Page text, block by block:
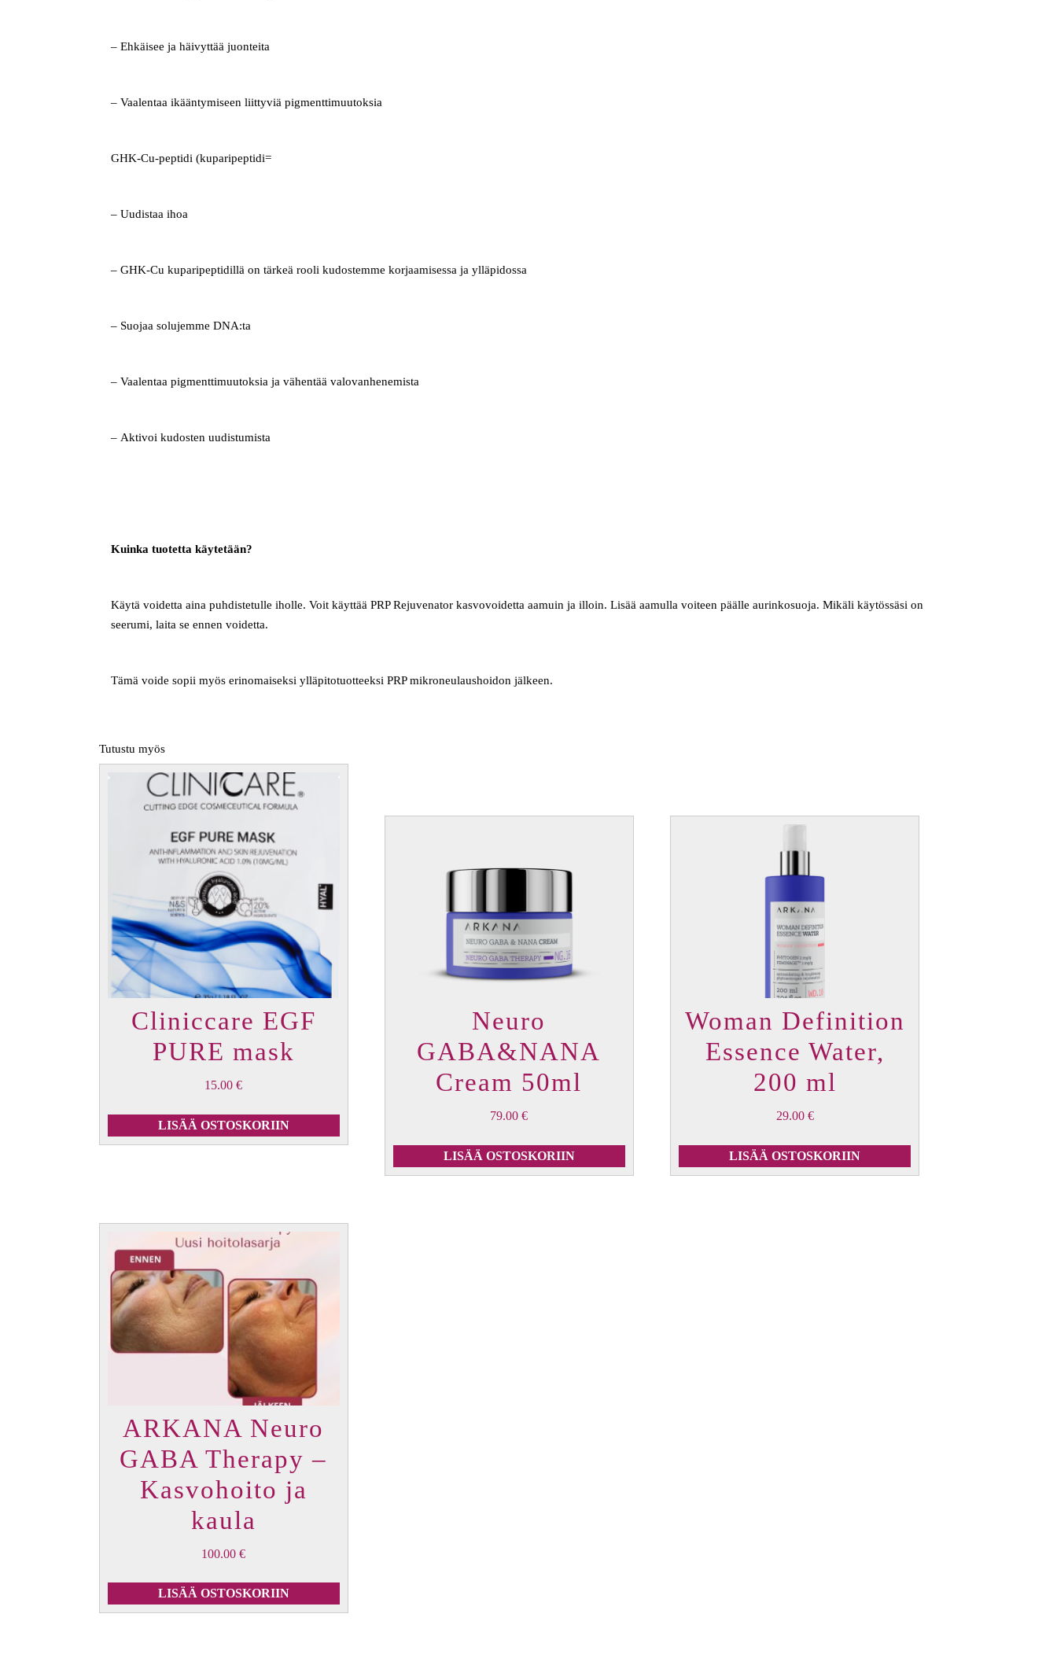
– Ehkäisee ja häivyttää juonteita
– Vaalentaa ikääntymiseen liittyviä pigmenttimuutoksia
GHK-Cu-peptidi (kuparipeptidi=
– Uudistaa ihoa
– GHK-Cu kuparipeptidillä on tärkeä rooli kudostemme korjaamisessa ja ylläpidossa
– Suojaa solujemme DNA:ta
– Vaalentaa pigmenttimuutoksia ja vähentää valovanhenemista
– Aktivoi kudosten uudistumista
Kuinka tuotetta käytetään?
Käytä voidetta aina puhdistetulle iholle. Voit käyttää PRP Rejuvenator kasvovoidetta aamuin ja illoin. Lisää aamulla voiteen päälle aurinkosuoja. Mikäli käytössäsi on
seerumi, laita se ennen voidetta.
Tämä voide sopii myös erinomaiseksi ylläpitotuotteeksi PRP mikroneulaushoidon jälkeen.
Tutustu myös
Cliniccare EGF
PURE mask
15.00€
LISÄÄ OSTOSKORIIN
Neuro
GABA&NANA
Cream 50ml
79.00€
LISÄÄ OSTOSKORIIN
Woman Definition
Essence Water,
200 ml
29.00 €
LISÄÄ OSTOSKORIIN
ARKANA Neuro
GABA Therapy –
Kasvohoito ja
kaula
100.00€
LISÄÄ OSTOSKORIIN